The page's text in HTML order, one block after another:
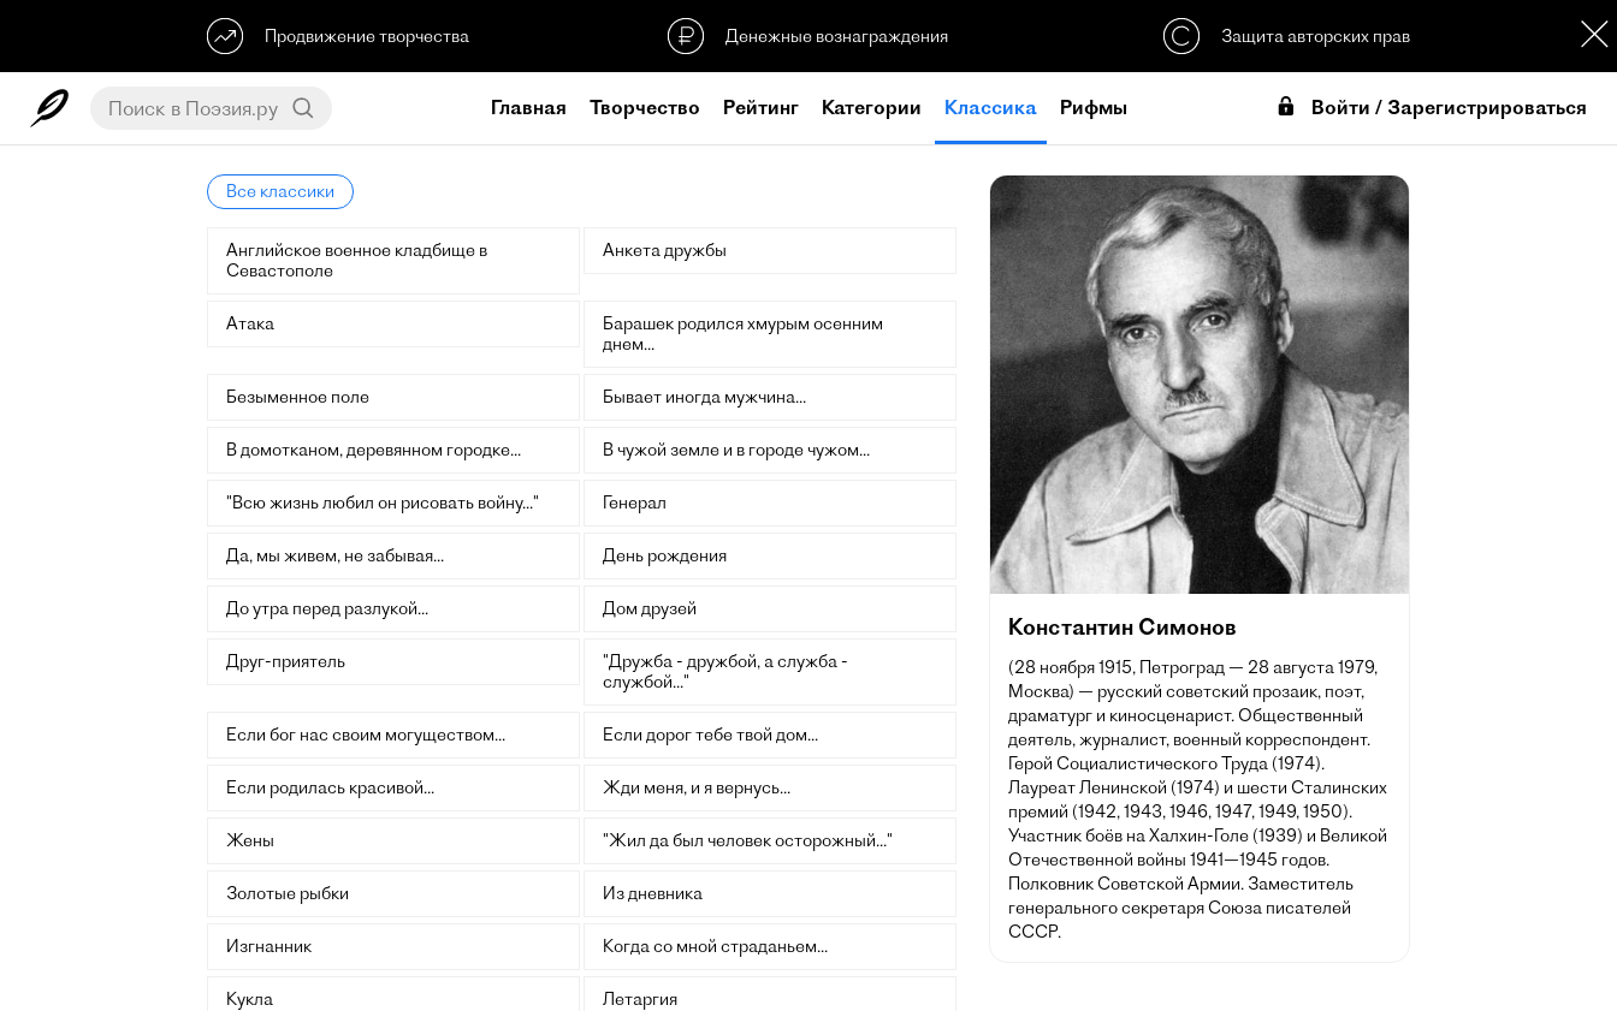
Продвижение творчества Денежные вознаграждения Защита авторских прав
Главная Творчество Рейтинг Категории Классика Рифмы Войти / Зарегистрироваться
Константин Симонов
(28 ноября 1915, Петроград — 28 августа 1979,
Москва) — русский советский прозаик, поэт,
драматург и киносценарист. Общественный
деятель, журналист, военный корреспондент.
Герой Социалистического Труда (1974).
Лауреат Ленинской (1974) и шести Сталинских
премий (1942, 1943, 1946, 1947, 1949, 1950).
Участник боёв на Халхин-Голе (1939) и Великой
Отечественной войны 1941—1945 годов.
Полковник Советской Армии. Заместитель
генерального секретаря Союза писателей
СССР.
Все классики
Английское военное кладбище в
Севастополе
Анкета дружбы
Атака
Барашек родился хмурым осенним
днем...
Безыменное поле Бывает иногда мужчина...
В домотканом, деревянном городке... В чужой земле и в городе чужом...
"Всю жизнь любил он рисовать войну..." Генерал
Да, мы живем, не забывая... День рождения
До утра перед разлукой... Дом друзей
Друг-приятель
"Дружба - дружбой, а служба -
службой..."
Если бог нас своим могуществом... Если дорог тебе твой дом...
Если родилась красивой... Жди меня, и я вернусь...
Жены "Жил да был человек осторожный..."
Золотые рыбки Из дневника
Изгнанник Когда со мной страданьем...
Кукла Летаргия